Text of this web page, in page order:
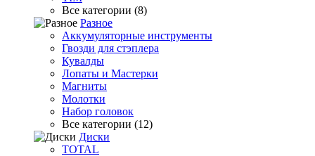
Все категории (8)
Разное
Аккумуляторные инструменты
Гвозди для стэплера
Кувалды
Лопаты и Мастерки
Магниты
Молотки
Набор головок
Все категории (12)
Диски
TOTAL